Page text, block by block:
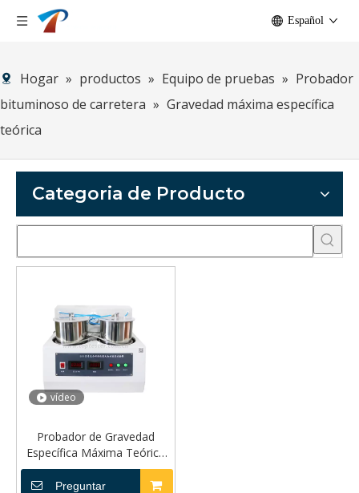
Español
Hogar » productos » Equipo de pruebas » Probador
bituminoso de carretera » Gravedad máxima específica
teórica
Categoria de Producto
vídeo
Probador de Gravedad
Específica Máxima Teórica
de Mezclas Bituminosas TP-
0711A
Preguntar